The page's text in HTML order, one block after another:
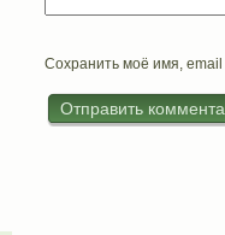
Сохранить моё имя,